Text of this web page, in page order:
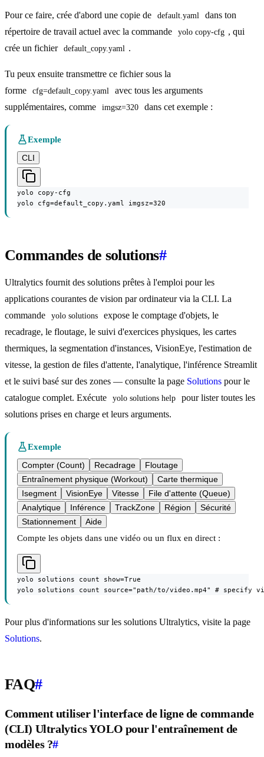
Pour ce faire, crée d'abord une copie de default.yaml
dans ton
répertoire de travail actuel avec la commande
yolo copy-cfg , qui
crée un fichier default_copy.yaml .
Tu peux ensuite transmettre ce fichier sous la
forme
cfg=default_copy.yaml
avec tous les arguments
supplémentaires, comme
imgsz=320 dans cet exemple :
Exemple
CLI
yolo copy-cfg
yolo cfg=default_copy.yaml imgsz=320
Commandes de solutions#
Ultralytics fournit des solutions prêtes à l'emploi pour les
applications courantes de vision par ordinateur via la CLI. La
commande
yolo solutions
expose le comptage d'objets, le
recadrage, le floutage, le suivi d'exercices physiques, les cartes
thermiques, la segmentation d'instances, VisionEye, l'estimation de
vitesse, la gestion de files d'attente, l'analytique, l'inférence Streamlit
et le suivi basé sur des zones — consulte la page Solutions pour le
catalogue complet. Exécute
yolo solutions help
pour lister toutes les
solutions prises en charge et leurs arguments.
Exemple
Compter (Count)
Recadrage
Floutage
Entraînement physique (Workout)
Carte thermique
Isegment
VisionEye Vitesse
File d'attente (Queue)
Analytique
Inférence TrackZone Région
Sécurité
Stationnement
Aide
Compte les objets dans une vidéo ou un flux en direct :
yolo solutions count show=True
yolo solutions count source="path/to/video.mp4" # specify
Pour plus d'informations sur les solutions Ultralytics, visite la page
Solutions.
FAQ#
Comment utiliser l'interface de ligne de commande
(CLI) Ultralytics YOLO pour l'entraînement de
modèles ?#